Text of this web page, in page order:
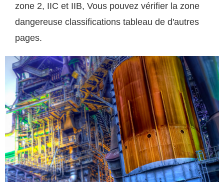
zone 2, IIC et IIB, Vous pouvez vérifier la zone
dangereuse classifications tableau de d'autres
pages.